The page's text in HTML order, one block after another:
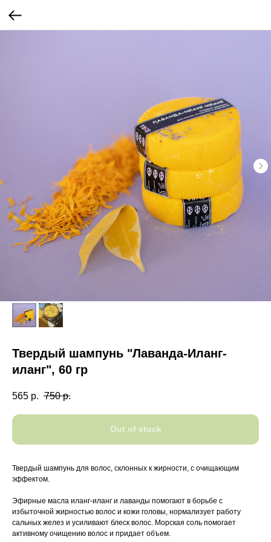
Твердый шампунь "Лаванда-Иланг-
иланг", 60 гр
565 р. 750 р.
Out of stock
Твердый шампунь для волос, склонных к жирности, с очищающим
эффектом.
Эфирные масла иланг-иланг и лаванды помогают в борьбе с
избыточной жирностью волос и кожи головы, нормализует работу
сальных желез и усиливают блеск волос. Морская соль помогает
активному очищению волос и придает объем.